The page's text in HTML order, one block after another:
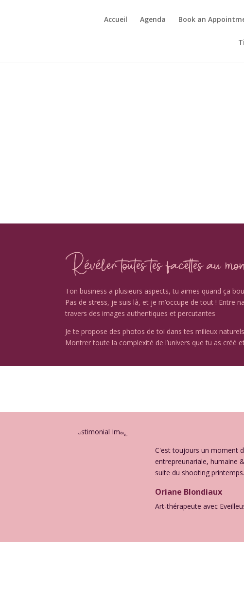
Accueil Agenda Book an
Révéler toutes tes facettes au
Ton business a plusieurs aspects, tu aimes quand ça
Pas de stress, je suis là, et je m’occupe de tout ! Entre
travers des images authentiques et percutantes
Je te propose des photos de toi dans tes milieux
Montrer toute la complexité de l’univers que tu as créé
C'est toujours un moment
entrepreunariale, humaine
suite du shooting printemps.
Oriane Blondiaux
Art-thérapeute avec